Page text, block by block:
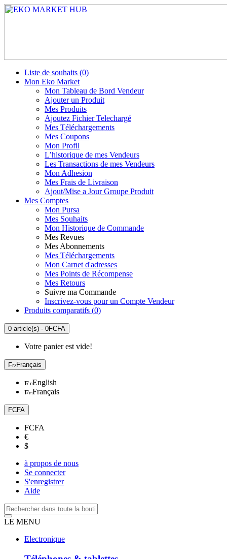
Liste de souhaits (0)
Mon Eko Market
Mon Tableau de Bord Vendeur
Ajouter un Produit
Mes Produits
Ajoutez Fichier Telechargé
Mes Téléchargements
Mes Coupons
Mon Profil
L’historique de mes Vendeurs
Les Transactions de mes Vendeurs
Mon Adhesion
Mes Frais de Livraison
Ajout/Mise a Jour Groupe Produit
Mes Comptes
Mon Pursa
Mes Souhaits
Mon Historique de Commande
Mes Revues
Mes Abonnements
Mes Téléchargements
Mon Carnet d'adresses
Mes Points de Récompense
Mes Retours
Suivre ma Commande
Inscrivez-vous pour un Compte Vendeur
Produits comparatifs (0)
0 article(s) - 0FCFA
Votre panier est vide!
Français
English
Français
FCFA
FCFA
€
$
à propos de nous
Se connecter
S'enregistrer
Aide
LE MENU
Electronique